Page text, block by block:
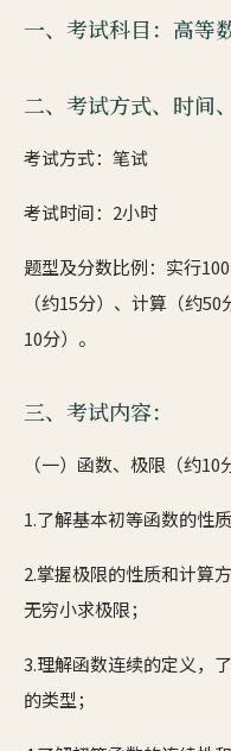
一、考试科目：高等
二、考试方式、时间
考试方式：笔试
考试时间：2小时
题型及分数比例：实行
（约15分）、计算（约
10分）。
三、考试内容：
（一）函数、极限（约10
1.了解基本初等函数的性质
2.掌握极限的性质和计算
无穷小求极限；
3.理解函数连续的定义，
的类型；